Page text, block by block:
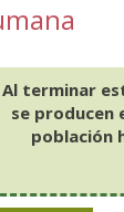
Al terminar
se producen
población